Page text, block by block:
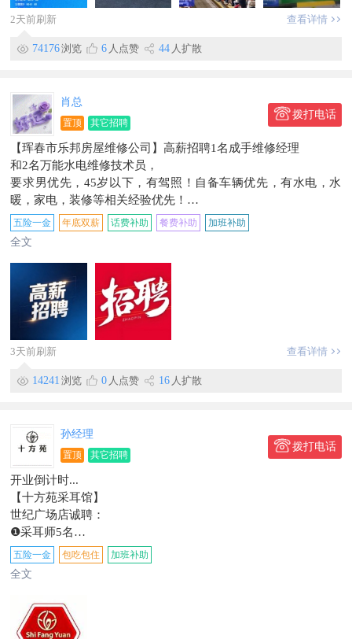
试用期工资3800+
工作地点工作地点珲春经济贸易合作区18号
信息有效期到2026/09/12
2天前刷新 查看详情
74176浏览 6 人点赞 44 人扩散
肖总
置顶 其它招聘
拨打电话
【珲春市乐邦房屋维修公司】高薪招聘1名成手维修经理
和2名万能水电维修技术员，
要求男优先，45岁以下，有驾照！自备车辆优先，有水电，水
暖，家电，装修等相关经验优先！
1.维修经理:试用期一个月，试用期工资6000元，转正后五险，8
000-15000元/月
以上人员，每月公休2天，工作时间:早7点-晚6点，中午供饭，
加班另算，50元/小时
应聘电话：189****0300
地址：北街
信息有效期到9月23日
五险一金 年底双薪 话费补助 餐费补助 加班补助
全文
3天前刷新 查看详情
14241 浏览 0 人点赞 16 人扩散
孙经理
置顶 其它招聘
拨打电话
开业倒计时...
【十方苑采耳馆】
世纪广场店诚聘：
❶采耳师5名
专业采耳店工作一年以上！熟练操作采耳相关项目！
◎薪资：底薪3000+提成，保底6000元，多劳多得，上不封顶！
❷学员5名
带薪学习，学习期间月薪2000元，学成后薪资同上！
★以上人员每月带薪休息四天，每天两餐，每月团建！
稳岗可缴纳社保！
五险一金 包吃包住 加班补助
全文